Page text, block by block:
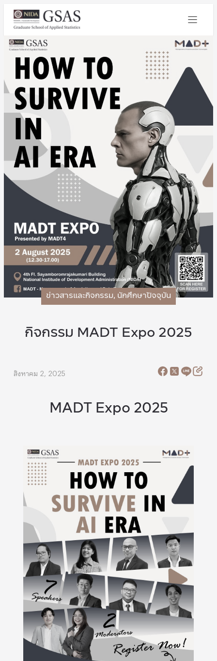
ข่าวสารและกิจกรรม, นักศึกษาปัจจุบัน
กิจกรรม MADT Expo 2025
สิงหาคม 2, 2025
MADT Expo 2025